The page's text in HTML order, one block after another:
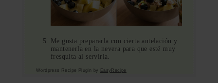
Me gusta prepararla con cierta antelación y
mantenerla en la nevera para que esté muy
fresquita al servirla.
Wordpress Recipe Plugin by EasyRecipe